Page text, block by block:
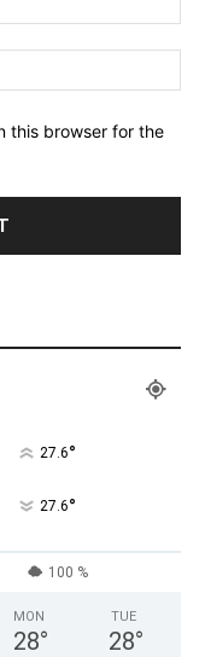
this browser for the
27.6°
27.6°
100 %
MON
28°
TUE
28°